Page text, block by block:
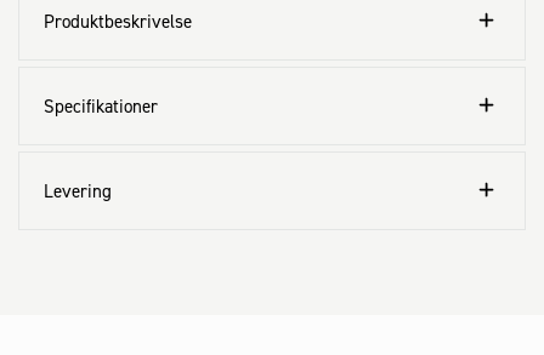
Produktbeskrivelse
Specifikationer
Levering